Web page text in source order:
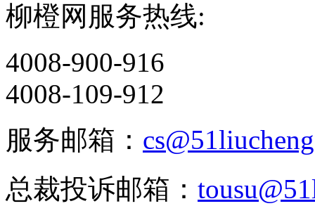
柳橙网服务热线:
4008-900-916
4008-109-912
服务邮箱：
总裁投诉邮箱：